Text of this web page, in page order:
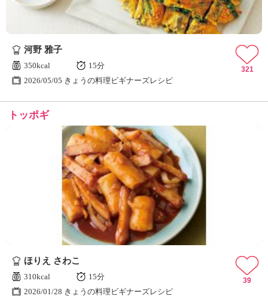
の
料
理
河野 雅子
350kcal
15分
2026/05/05 きょうの料理ビギナーズレシピ
321
トッポギ
ほりえ さわこ
310kcal
15分
2026/01/28 きょうの料理ビギナーズレシピ
39